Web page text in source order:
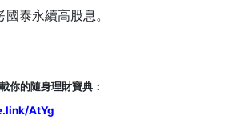
泰永續高股息。
你的隨身理財寶典：
AtYg